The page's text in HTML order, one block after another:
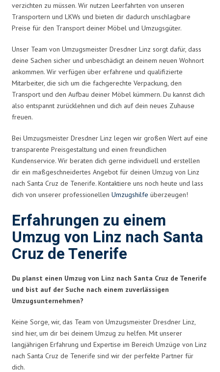
verzichten zu müssen. Wir nutzen Leerfahrten von unseren
Transportern und LKWs und bieten dir dadurch unschlagbare
Preise für den Transport deiner Möbel und Umzugsgüter.
Unser Team von Umzugsmeister Dresdner Linz sorgt dafür, dass
deine Sachen sicher und unbeschädigt an deinem neuen Wohnort
ankommen. Wir verfügen über erfahrene und qualifizierte
Mitarbeiter, die sich um die fachgerechte Verpackung, den
Transport und den Aufbau deiner Möbel kümmern. Du kannst dich
also entspannt zurücklehnen und dich auf dein neues Zuhause
freuen.
Bei Umzugsmeister Dresdner Linz legen wir großen Wert auf eine
transparente Preisgestaltung und einen freundlichen
Kundenservice. Wir beraten dich gerne individuell und erstellen
dir ein maßgeschneidertes Angebot für deinen Umzug von Linz
nach Santa Cruz de Tenerife. Kontaktiere uns noch heute und lass
dich von unserer professionellen Umzugshilfe überzeugen!
Erfahrungen zu einem
Umzug von Linz nach Santa
Cruz de Tenerife
Du planst einen Umzug von Linz nach Santa Cruz de Tenerife
und bist auf der Suche nach einem zuverlässigen
Umzugsunternehmen?
Keine Sorge, wir, das Team von Umzugsmeister Dresdner Linz,
sind hier, um dir bei deinem Umzug zu helfen. Mit unserer
langjährigen Erfahrung und Expertise im Bereich Umzüge von Linz
nach Santa Cruz de Tenerife sind wir der perfekte Partner für
dich.